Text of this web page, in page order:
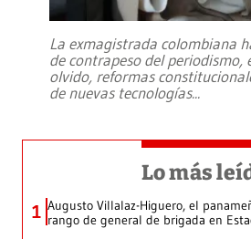
La exmagistrada colombiana
de contrapeso del periodismo,
olvido, reformas
de nuevas tecnologías...
Lo más
1 Augusto Villalaz-Higuero, el
rango de general de brigada en